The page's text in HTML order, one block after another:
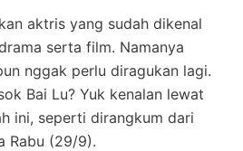
aktris yang sudah dikenal
serta film. Namanya
nggak perlu diragukan lagi.
Bai Lu? Yuk kenalan lewat
ini, seperti dirangkum dari
Rabu (29/9).